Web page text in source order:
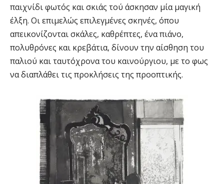
παιχνίδι φωτός και σκιάς τού άσκησαν μία μαγική
έλξη. Οι επιμελώς επιλεγμένες σκηνές, όπου
απεικονίζονται σκάλες, καθρέπτες, ένα πιάνο,
πολυθρόνες και κρεβάτια, δίνουν την αίσθηση του
παλιού και ταυτόχρονα του καινούργιου, με το φως
να διαπλάθει τις προκλήσεις της προοπτικής.